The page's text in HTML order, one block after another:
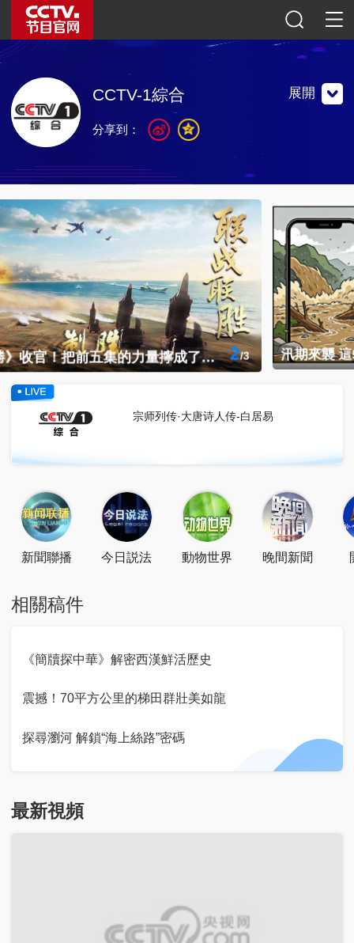
CCTV-1綜合
中央電視台第一套節目綜合頻道，1958年開播。打造以新聞
為主的精品綜合頻道，傳遞力量、溫暖和希望。
中央電視台第一套節目綜合頻道，1958年開播。打造以新聞
為主的精品綜合頻道，傳遞力量、溫暖和希望。
聯繫地址：中國北京市海淀區復興路11號綜合頻道
郵編：100859
官方微博
點擊關注
微信公眾號
掃一掃關注
央視影音
點擊下載
展開
分享到：
汛期來襲 這5類謠言千萬別相信、別轉發！ 3/3
宗师列传·大唐诗人传-白居易
新聞聯播 今日説法 動物世界 晚間新聞
相關稿件
《簡牘探中華》解密西漢鮮活歷史
震撼！70平方公里的梯田群壯美如龍
探尋瀏河 解鎖“海上絲路”密碼
最新視頻